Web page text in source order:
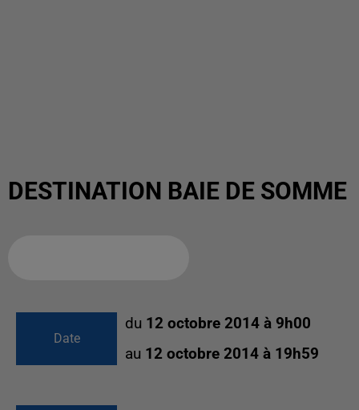
DESTINATION BAIE DE SOMME
Date
du 12 octobre 2014 à 9h00
au 12 octobre 2014 à 19h59